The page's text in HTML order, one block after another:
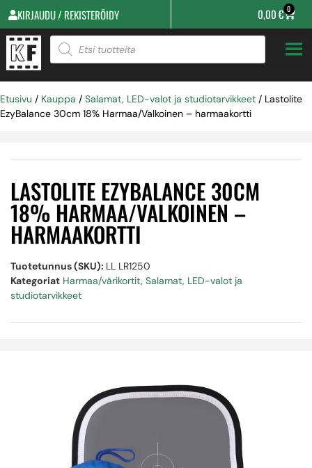
KIRJAUDU / REKISTERÖIDY 0,00€ 0
Etusivu / Kauppa / Salamat, LED-valot ja studiotarvikkeet / Lastolite
EzyBalance 30cm 18% Harmaa/Valkoinen – harmaakortti
LASTOLITE EZYBALANCE 30CM
18% HARMAA/VALKOINEN –
HARMAAKORTTI
Tuotetunnus (SKU): LL LR1250
Kategoriat Harmaa/värikortit, Salamat, LED-valot ja
studiotarvikkeet